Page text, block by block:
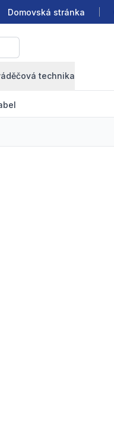
Domovská stránka
technika